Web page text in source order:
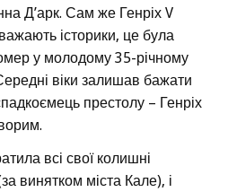
Д’арк. Сам же Генріх V
історики, це була
у молодому 35-річному
віки залишав бажати
престолу – Генріх
всі свої колишні
винятком міста Кале), і